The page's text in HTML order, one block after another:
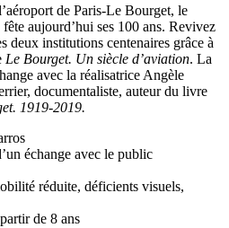
de Paris-Le Bourget, le
aujourd’hui ses 100 ans. Revivez
deux institutions centenaires grâce à
Le Bourget. Un siècle d’aviation. La
avec la réalisatrice Angèle
documentaliste, auteur du livre
1919-2019.
échange avec le public
réduite, déficients visuels,
de 8 ans